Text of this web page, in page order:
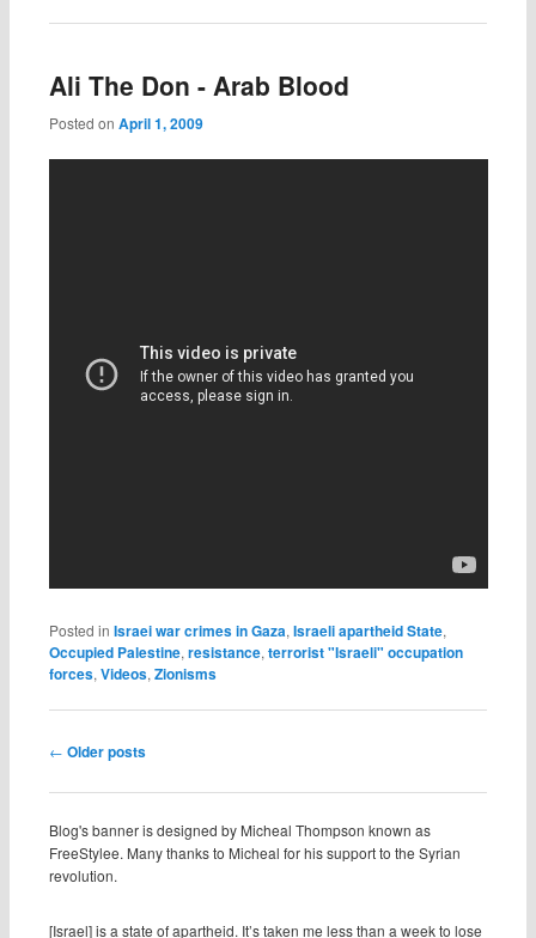
Ali The Don - Arab Blood
Posted on April 1, 2009
Posted in Israei war crimes in Gaza, Israeli apartheid State,
Occupied Palestine, resistance, terrorist "Israeli" occupation
forces, Videos, Zionisms
Post navigation
← Older posts
Blog's banner is designed by Micheal Thompson known as
FreeStylee. Many thanks to Micheal for his support to the Syrian
revolution.
[Israel] is a state of apartheid. It’s taken me less than a week to lose